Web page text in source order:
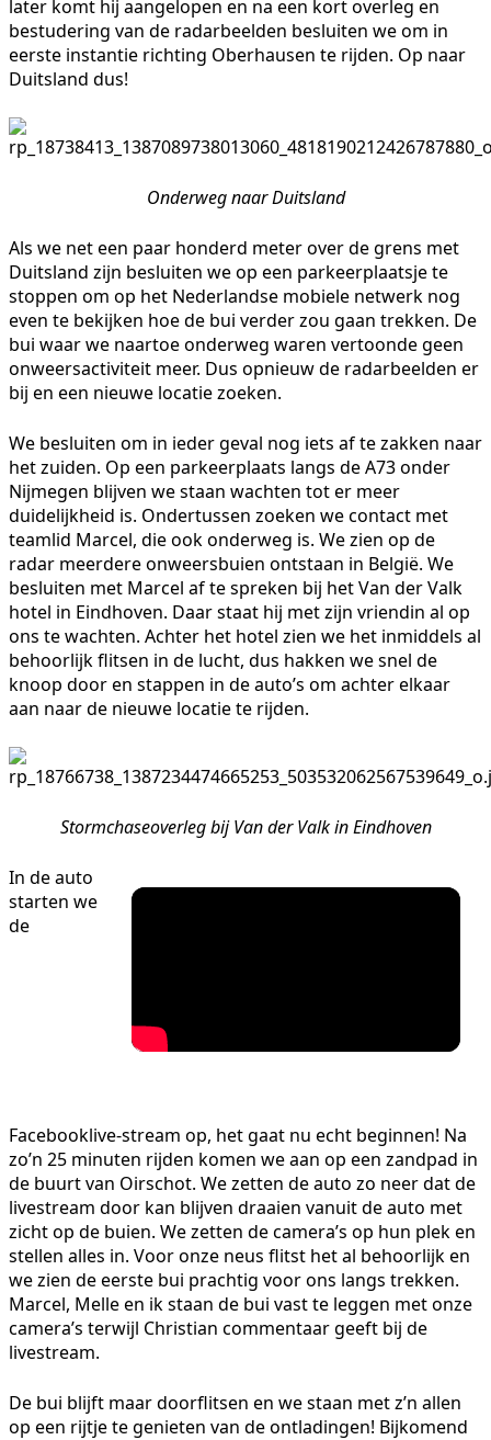
later komt hij aangelopen en na een kort overleg en
bestudering van de radarbeelden besluiten we om in
eerste instantie richting Oberhausen te rijden. Op naar
Duitsland dus!
Onderweg naar Duitsland
Als we net een paar honderd meter over de grens met
Duitsland zijn besluiten we op een parkeerplaatsje te
stoppen om op het Nederlandse mobiele netwerk nog
even te bekijken hoe de bui verder zou gaan trekken. De
bui waar we naartoe onderweg waren vertoonde geen
onweersactiviteit meer. Dus opnieuw de radarbeelden er
bij en een nieuwe locatie zoeken.
We besluiten om in ieder geval nog iets af te zakken naar
het zuiden. Op een parkeerplaats langs de A73 onder
Nijmegen blijven we staan wachten tot er meer
duidelijkheid is. Ondertussen zoeken we contact met
teamlid Marcel, die ook onderweg is. We zien op de
radar meerdere onweersbuien ontstaan in België. We
besluiten met Marcel af te spreken bij het Van der Valk
hotel in Eindhoven. Daar staat hij met zijn vriendin al op
ons te wachten. Achter het hotel zien we het inmiddels al
behoorlijk flitsen in de lucht, dus hakken we snel de
knoop door en stappen in de auto’s om achter elkaar
aan naar de nieuwe locatie te rijden.
Stormchaseoverleg bij Van der Valk in Eindhoven
In de auto
starten we
de
Facebooklive-stream op, het gaat nu echt beginnen! Na
zo’n 25 minuten rijden komen we aan op een zandpad in
de buurt van Oirschot. We zetten de auto zo neer dat de
livestream door kan blijven draaien vanuit de auto met
zicht op de buien. We zetten de camera’s op hun plek en
stellen alles in. Voor onze neus flitst het al behoorlijk en
we zien de eerste bui prachtig voor ons langs trekken.
Marcel, Melle en ik staan de bui vast te leggen met onze
camera’s terwijl Christian commentaar geeft bij de
livestream.
De bui blijft maar doorflitsen en we staan met z’n allen
op een rijtje te genieten van de ontladingen! Bijkomend